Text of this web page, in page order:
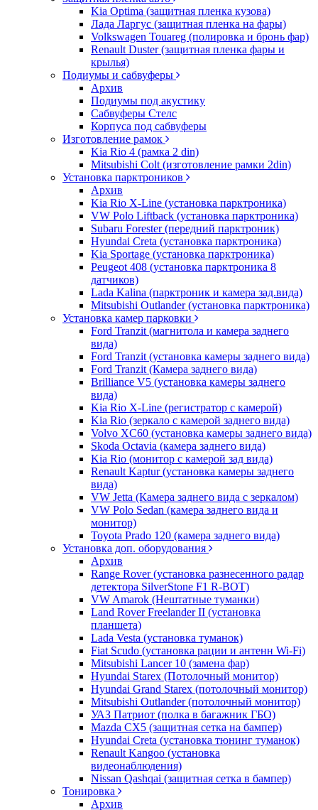
Kia Optima (защитная пленка кузова)
Лада Ларгус (защитная пленка на фары)
Volkswagen Touareg (полировка и бронь фар)
Renault Duster (защитная пленка фары и
крылья)
Подиумы и сабвуферы
Архив
Подиумы под акустику
Сабвуферы Стелс
Корпуса под сабвуферы
Изготовление рамок
Kia Rio 4 (рамка 2 din)
Mitsubishi Colt (изготовление рамки 2din)
Установка парктроников
Архив
Kia Rio X-Line (установка парктроника)
VW Polo Liftback (установка парктроника)
Subaru Forester (передний парктроник)
Hyundai Creta (установка парктроника)
Kia Sportage (установка парктроника)
Peugeot 408 (установка парктроника 8
датчиков)
Lada Kalina (парктроник и камера зад.вида)
Mitsubishi Outlander (установка парктроника)
Установка камер парковки
Ford Tranzit (магнитола и камера заднего
вида)
Ford Tranzit (установка камеры заднего вида)
Ford Tranzit (Камера заднего вида)
Brilliance V5 (установка камеры заднего
вида)
Kia Rio X-Line (регистратор с камерой)
Kia Rio (зеркало с камерой заднего вида)
Volvo XC60 (установка камеры заднего вида)
Skoda Octavia (камера заднего вида)
Kia Rio (монитор с камерой зад вида)
Renault Kaptur (установка камеры заднего
вида)
VW Jetta (Камера заднего вида с зеркалом)
VW Polo Sedan (камера заднего вида и
монитор)
Toyota Prado 120 (камера заднего вида)
Установка доп. оборудования
Архив
Range Rover (установка разнесенного радар
детектора SilverStone F1 R-BOT)
VW Amarok (Нештатные туманки)
Land Rover Freelander II (установка
планшета)
Lada Vesta (установка туманок)
Fiat Scudo (установка рации и антенн Wi-Fi)
Mitsubishi Lancer 10 (замена фар)
Hyundai Starex (Потолочный монитор)
Hyundai Grand Starex (потолочный монитор)
Mitsubishi Outlander (потолочный монитор)
УАЗ Патриот (полка в багажник ГБО)
Mazda CX5 (защитная сетка на бампер)
Hyundai Creta (установка тюнинг туманок)
Renault Kangoo (установка
видеонаблюдения)
Nissan Qashqai (защитная сетка в бампер)
Тонировка
Архив